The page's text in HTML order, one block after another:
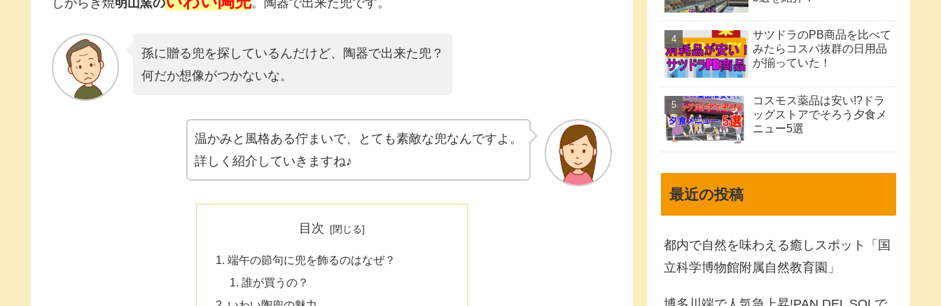
しがらき焼明山窯の 。陶器で出来た兜です。
孫に贈る兜を探しているんだけど、陶器で出来た兜？
何だか想像がつかないな。
温かみと風格ある佇まいで、とても素敵な兜なんですよ。
詳しく紹介していきますね♪
目次
端午の節句に兜を飾るのはなぜ？
誰が買うの？
サツドラのPB商品を比べて
みたらコスパ抜群の日用品
が揃っていた！
コスモス薬品は安い!?ドラ
ッグストアでそろう夕食メ
ニュー5選
最近の投稿
都内で自然を味わえる癒しスポット「国
立科学博物館附属自然教育園」